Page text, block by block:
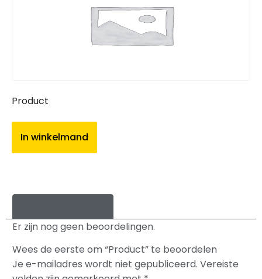
Product
In winkelmand
Er zijn nog geen beoordelingen.
Wees de eerste om “Product” te beoordelen
Je e-mailadres wordt niet gepubliceerd. Vereiste